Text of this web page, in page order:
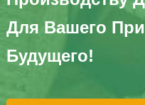
Для Вашего
Будущего!